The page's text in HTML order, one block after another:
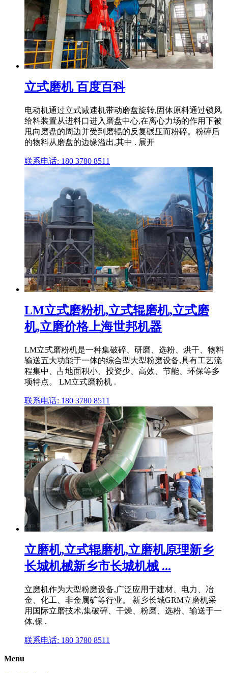
立式磨机 百度百科
电动机通过立式减速机带动磨盘旋转,固体原料通过锁风
给料装置从进料口进入磨盘中心,在离心力场的作用下被
甩向磨盘的周边并受到磨辊的反复碾压而粉碎。粉碎后
的物料从磨盘的边缘溢出,其中 . 展开
联系电话: 180 3780 8511
LM立式磨粉机,立式辊磨机,立式磨
机,立磨价格上海世邦机器
LM立式磨粉机是一种集破碎、研磨、选粉、烘干、物料
输送五大功能于一体的综合型大型粉磨设备,具有工艺流
程集中、占地面积小、投资少、高效、节能、环保等多
项特点。 LM立式磨粉机 .
联系电话: 180 3780 8511
立磨机,立式辊磨机,立磨机原理新乡
长城机械新乡市长城机械 ...
立磨机作为大型粉磨设备,广泛应用于建材、电力、冶
金、化工、非金属矿等行业。 新乡长城GRM立磨机采
用国际立磨技术,集破碎、干燥、粉磨、选粉、输送于一
体,保 .
联系电话: 180 3780 8511
Menu